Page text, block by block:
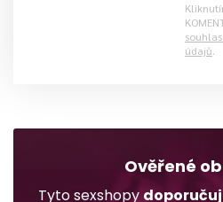
údajů.
Ověřené
Tyto sexshopy